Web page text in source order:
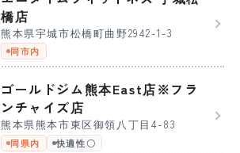
橋店
熊本県宇城市松橋町曲野2942-1-3
同市内
ゴールドジム熊本East店※フラ
ンチャイズ店
熊本県熊本市東区御領八丁目4-83
同県内 快適性〇